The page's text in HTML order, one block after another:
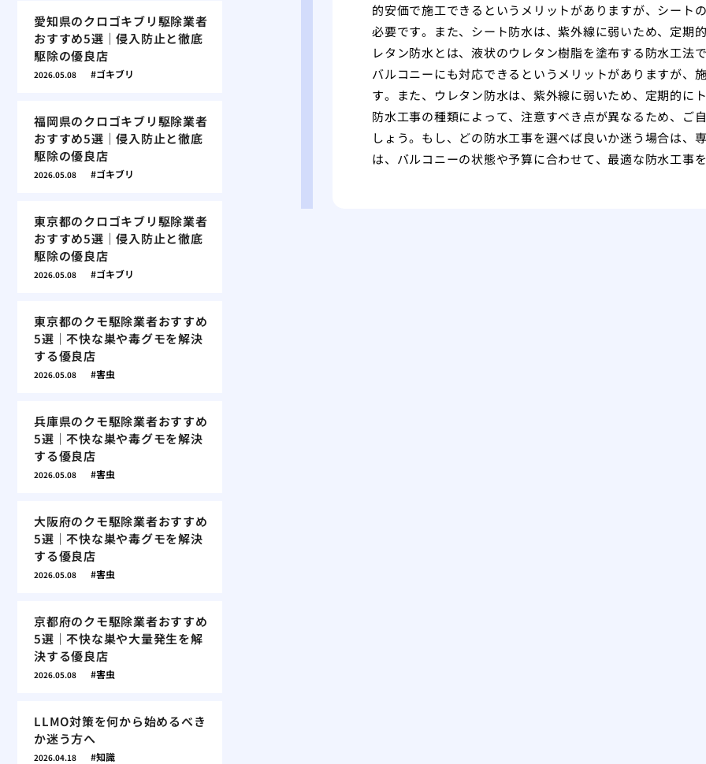
的安価で施工できるというメリットがありますが、シート
必要です。また、シート防水は、紫外線に弱いため、定期
レタン防水とは、液状のウレタン樹脂を塗布する防水工法
バルコニーにも対応できるというメリットがありますが、
す。また、ウレタン防水は、紫外線に弱いため、定期的に
防水工事の種類によって、注意すべき点が異なるため、ご
しょう。もし、どの防水工事を選べば良いか迷う場合は、
は、バルコニーの状態や予算に合わせて、最適な防水工事
愛知県のクロゴキブリ駆除業者
おすすめ5選｜侵入防止と徹底
駆除の優良店
2026.05.08 ゴキブリ
福岡県のクロゴキブリ駆除業者
おすすめ5選｜侵入防止と徹底
駆除の優良店
2026.05.08 ゴキブリ
東京都のクロゴキブリ駆除業者
おすすめ5選｜侵入防止と徹底
駆除の優良店
2026.05.08 ゴキブリ
東京都のクモ駆除業者おすすめ
5選｜不快な巣や毒グモを解決
する優良店
2026.05.08 害虫
兵庫県のクモ駆除業者おすすめ
5選｜不快な巣や毒グモを解決
する優良店
2026.05.08 害虫
大阪府のクモ駆除業者おすすめ
5選｜不快な巣や毒グモを解決
する優良店
2026.05.08 害虫
京都府のクモ駆除業者おすすめ
5選｜不快な巣や大量発生を解
決する優良店
2026.05.08 害虫
LLMO対策を何から始めるべき
か迷う方へ
2026.04.18 知識